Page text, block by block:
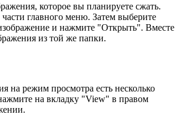
которое вы планируете сжать.
главного меню. Затем выберите
и нажмите "Открыть". Вместе
из той же папки.
на режим просмотра есть несколько
на вкладку "View" в правом